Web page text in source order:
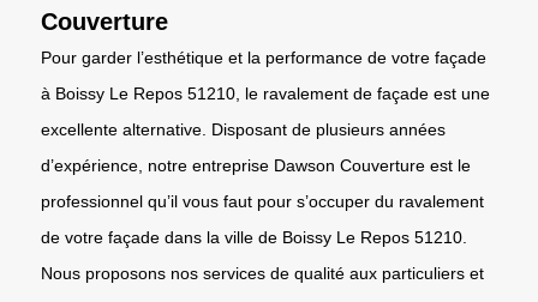
Couverture
Pour garder l’esthétique et la performance de votre façade
à Boissy Le Repos 51210, le ravalement de façade est une
excellente alternative. Disposant de plusieurs années
d’expérience, notre entreprise Dawson Couverture est le
professionnel qu’il vous faut pour s’occuper du ravalement
de votre façade dans la ville de Boissy Le Repos 51210.
Nous proposons nos services de qualité aux particuliers et